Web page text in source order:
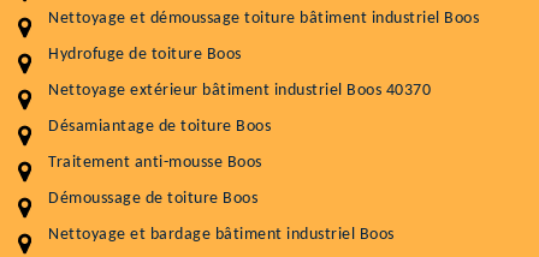
Nettoyage et démoussage toiture bâtiment industriel Boos
Hydrofuge de toiture Boos
Nettoyage extérieur bâtiment industriel Boos 40370
Désamiantage de toiture Boos
Traitement anti-mousse Boos
Démoussage de toiture Boos
Nettoyage et bardage bâtiment industriel Boos
Service
Nettoyageb toiture
Démoussage toiture
Traitement hydrofuge toiture
5.0 (118avis)